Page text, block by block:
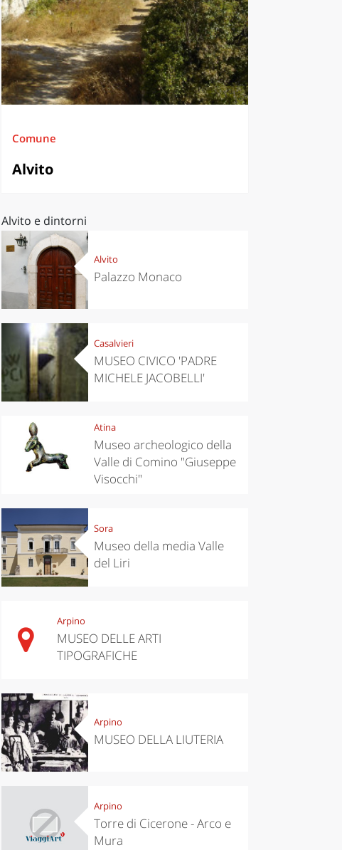
Trentino:
DOC apples,
wines,
cheeses and
Ciuìga
Comune
Alvito
Alvito e dintorni
Alvito
Palazzo Monaco
Casalvieri
MUSEO CIVICO 'PADRE
MICHELE JACOBELLI'
Atina
Museo archeologico della
Valle di Comino "Giuseppe
Visocchi"
Sora
Museo della media Valle
del Liri
Arpino
MUSEO DELLE ARTI
TIPOGRAFICHE
Arpino
MUSEO DELLA LIUTERIA
Arpino
Torre di Cicerone - Arco e
Mura